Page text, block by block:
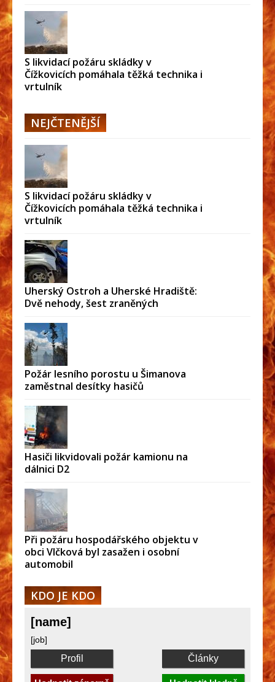
S likvidací požáru skládky v
Čížkovicích pomáhala těžká technika i
vrtulník
NEJČTENĚJŠÍ
S likvidací požáru skládky v
Čížkovicích pomáhala těžká technika i
vrtulník
Uherský Ostroh a Uherské Hradiště:
Dvě nehody, šest zraněných
Požár lesního porostu u Šimanova
zaměstnal desítky hasičů
Hasiči likvidovali požár kamionu na
dálnici D2
Při požáru hospodářského objektu v
obci Vlčková byl zasažen i osobní
automobil
KDO JE KDO
[name]
[job]
Profil Články